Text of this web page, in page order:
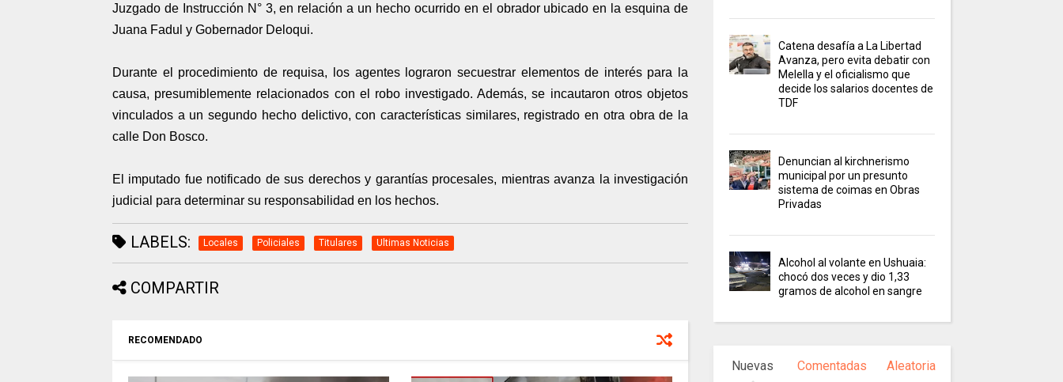
Juzgado de Instrucción N° 3, en relación a un hecho ocurrido en el obrador ubicado en la esquina de
Juana Fadul y Gobernador Deloqui.
Durante el procedimiento de requisa, los agentes lograron secuestrar elementos de interés para la
causa, presumiblemente relacionados con el robo investigado. Además, se incautaron otros objetos
vinculados a un segundo hecho delictivo, con características similares, registrado en otra obra de la
calle Don Bosco.
El imputado fue notificado de sus derechos y garantías procesales, mientras avanza la investigación
judicial para determinar su responsabilidad en los hechos.
LABELS: Locales Policiales Titulares Ultimas Noticias
COMPARTIR
RECOMENDADO
Catena desafía a La Libertad
Avanza, pero evita debatir con
Melella y el oficialismo que
decide los salarios docentes de
TDF
Denuncian al kirchnerismo
municipal por un presunto
sistema de coimas en Obras
Privadas
Alcohol al volante en Ushuaia:
chocó dos veces y dio 1,33
gramos de alcohol en sangre
Nuevas Comentadas Aleatoria